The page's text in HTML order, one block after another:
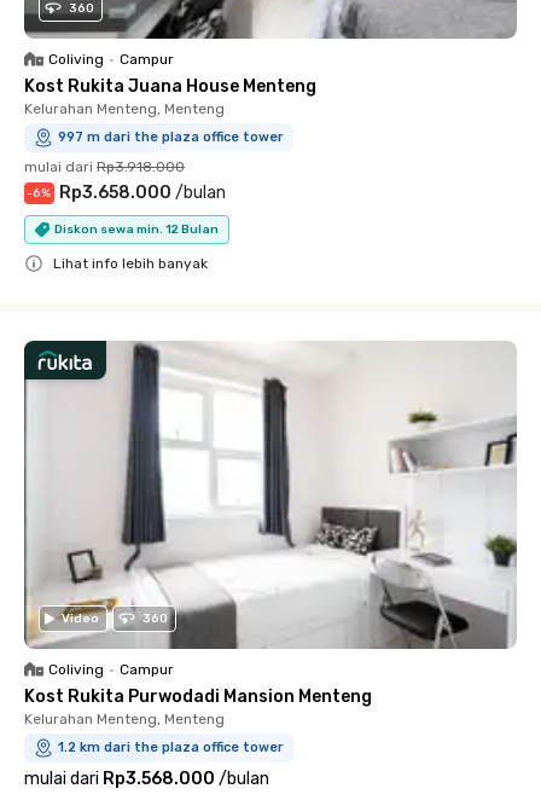
360
Coliving • Campur
Kost Rukita Juana House Menteng
Kelurahan Menteng, Menteng
997 m dari the plaza office tower
mulai dari Rp3.918.000
-6% Rp3.658.000 /bulan
Diskon sewa min. 12 Bulan
Lihat info lebih banyak
Video 360
Coliving • Campur
Kost Rukita Purwodadi Mansion Menteng
Kelurahan Menteng, Menteng
1.2 km dari the plaza office tower
mulai dari Rp3.568.000 /bulan